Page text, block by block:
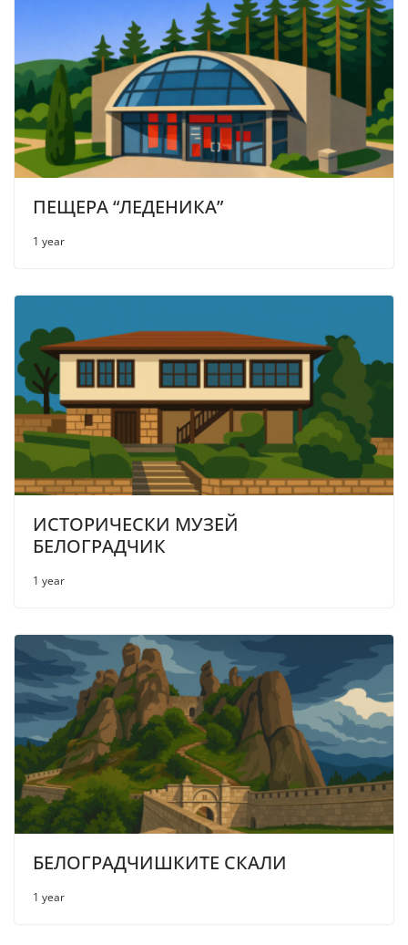
ПЕЩЕРА “ЛЕДЕНИКА”
1 year
ИСТОРИЧЕСКИ МУЗЕЙ
БЕЛОГРАДЧИК
1 year
БЕЛОГРАДЧИШКИТЕ СКАЛИ
1 year